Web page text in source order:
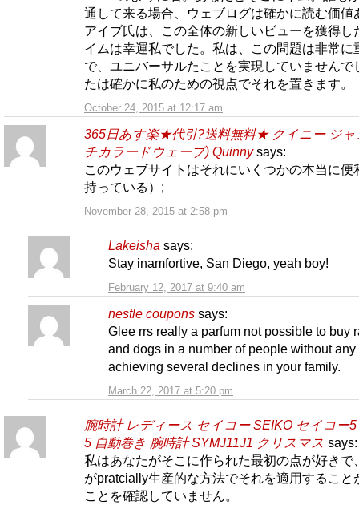
October 24, 2015 at 12:17 am
通して来る場合、ウェブログは確かに読む価値
アイブ氏は、この全体の新しいビューを獲得し
イムは幸運私でした。私は、この問題は非常に
で、ユニバーサルたことを実現していませんで
たは確かに私のための視点でそれを置きます。
365日あす楽★代引?送料無料★ クイニー ジャ
チカラードウェーブ) Quinny says:
November 28, 2015 at 2:58 pm
このウェブサイトはそれにいくつかの本当に便
持っている）;
Lakeisha says:
February 12, 2017 at 9:40 am
Stay inamfortive, San Diego, yeah boy!
nestle coupons says:
March 22, 2017 at 5:20 pm
Glee rrs really a parfum not possible to buy
and dogs in a number of people without any
achieving several declines in your family.
腕時計 レディース セイコー SEIKO セイコー5
5 自動巻き 腕時計 SYMJ11J1 クリスマス says:
私はあなたがそこに作られた最初の点が好きで
がpratcially生産的な方法でそれを適用すること
ことを確認していません。